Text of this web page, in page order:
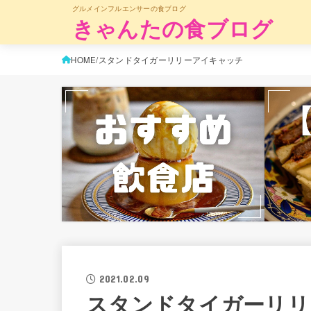
グルメインフルエンサーの食ブログ
きゃんたの食ブログ
HOME スタンドタイガーリリーアイキャッチ
2021.02.09
スタンドタイガーリ